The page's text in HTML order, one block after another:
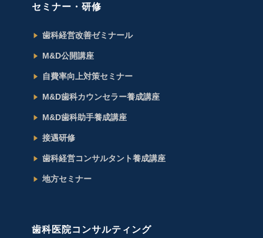
セミナー・研修
歯科経営改善ゼミナール
M&D公開講座
自費率向上対策セミナー
M&D歯科カウンセラー養成講座
M&D歯科助手養成講座
接遇研修
歯科経営コンサルタント養成講座
地方セミナー
歯科医院コンサルティング